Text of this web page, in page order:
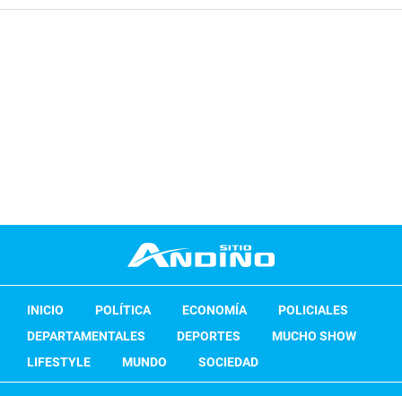
INICIO POLÍTICA ECONOMÍA
POLICIALES
DEPARTAMENTALES
DEPORTES
MUCHO SHOW
LIFESTYLE
MUNDO SOCIEDAD